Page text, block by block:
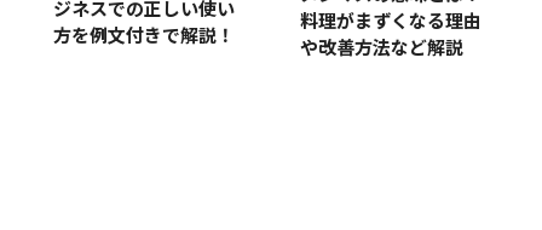
ジネスでの正しい使い
方を例文付きで解説！
料理がまずくなる理由
や改善方法など解説